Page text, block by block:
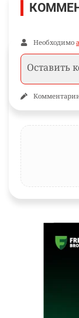
Необходимо